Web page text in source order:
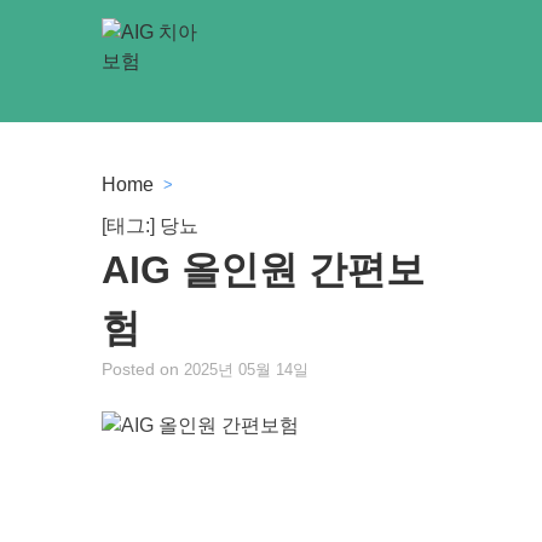
Home >
[태그:] 당뇨
AIG 올인원 간편보
험
Posted on 2025년 05월 14일